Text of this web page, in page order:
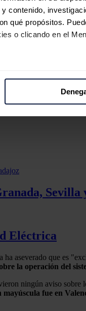
contenido,
qué propósitos.
o clicando en el
información sobre
haya hecho de sus
del Congreso.
se quedaron
", ha remachado.
responsabilidades
Gobierno,
dedo" no acerca la
Sevilla
Eléctrica
aseverado que es
la operación del
ningún aviso sobre
fue en